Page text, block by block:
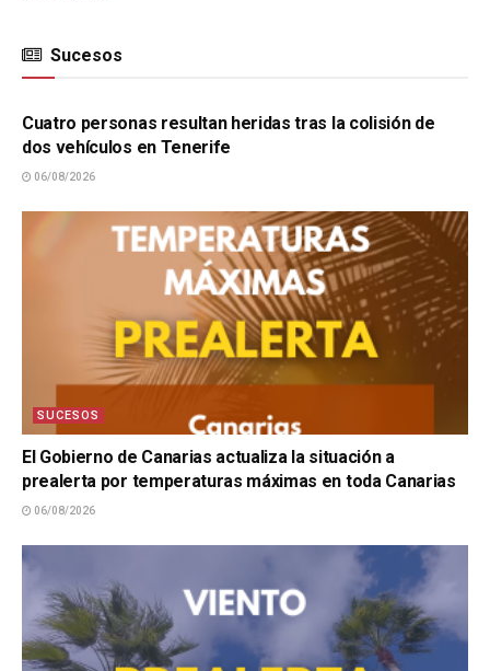
Sucesos
SUCESOS
Cuatro personas resultan heridas tras la colisión de
dos vehículos en Tenerife
06/08/2026
SUCESOS
El Gobierno de Canarias actualiza la situación a
prealerta por temperaturas máximas en toda Canarias
06/08/2026